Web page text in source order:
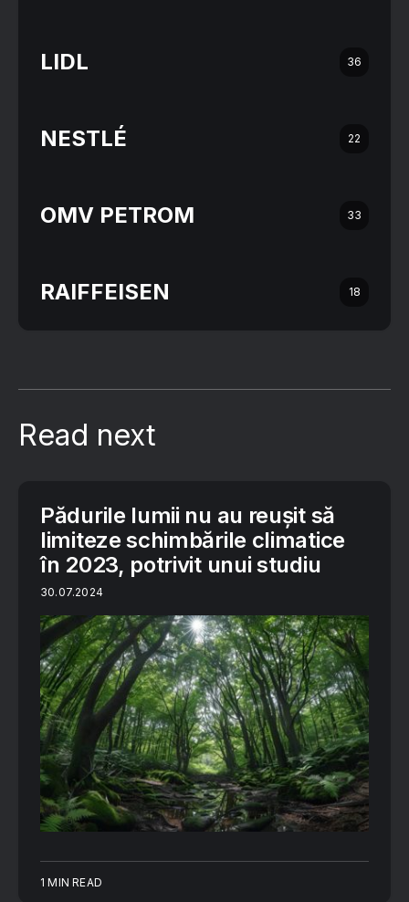
LIDL 36
NESTLÉ 22
OMV PETROM 33
RAIFFEISEN 18
Read next
Pădurile lumii nu au reușit să
limiteze schimbările climatice
în 2023, potrivit unui studiu
30.07.2024
1 MIN READ